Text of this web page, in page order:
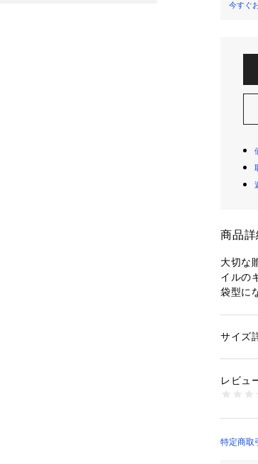
今すぐ
商品詳
大切な
イルの
袋型に
物入れ
性別：
サイズ
レビュ
特定商取